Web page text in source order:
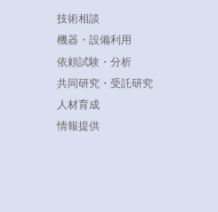
技術相談
機器・設備利用
依頼試験・分析
共同研究・受託研究
人材育成
情報提供